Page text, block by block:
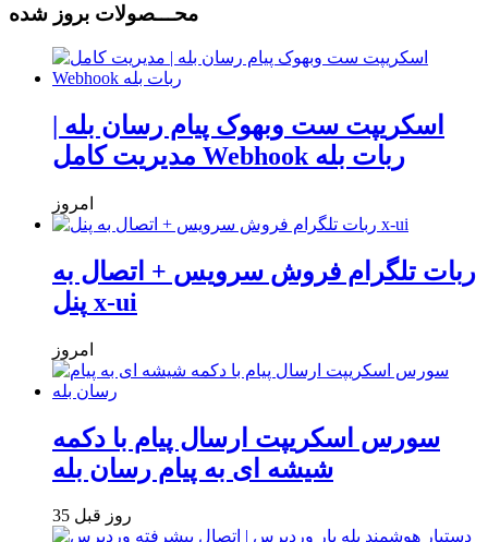
محـــصولات بروز شده
اسکریپت ست وبهوک پیام رسان بله |
مدیریت کامل Webhook ربات بله
امروز
ربات تلگرام فروش سرویس + اتصال به
پنل x-ui
امروز
سورس اسکریپت ارسال پیام با دکمه
شیشه ای به پیام رسان بله
35 روز قبل